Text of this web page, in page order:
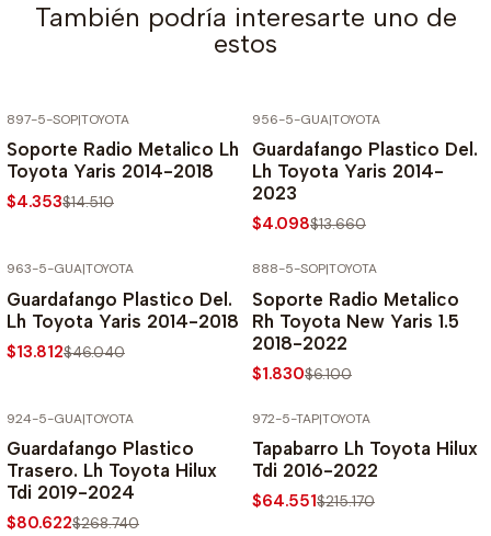
También podría interesarte uno de
estos
897-5-SOP|TOYOTA
Soporte Radio Metalico Lh
Toyota Yaris 2014-2018
$4.353$14.510
956-5-GUA|TOYOTA
Guardafango Plastico Del.
Lh Toyota Yaris 2014-
2023
$4.098$13.660
963-5-GUA|TOYOTA
Guardafango Plastico Del.
Lh Toyota Yaris 2014-2018
$13.812$46.040
888-5-SOP|TOYOTA
Soporte Radio Metalico
Rh Toyota New Yaris 1.5
2018-2022
$1.830$6.100
924-5-GUA|TOYOTA
Guardafango Plastico
Trasero. Lh Toyota Hilux
Tdi 2019-2024
$80.622$268.740
972-5-TAP|TOYOTA
Tapabarro Lh Toyota Hilux
Tdi 2016-2022
$64.551$215.170